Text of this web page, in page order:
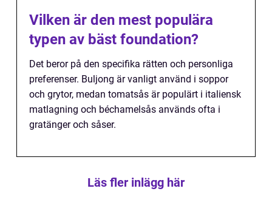
Vilken är den mest populära
typen av bäst foundation?
Det beror på den specifika rätten och personliga
preferenser. Buljong är vanligt använd i soppor
och grytor, medan tomatsås är populärt i italiensk
matlagning och béchamelsås används ofta i
gratänger och såser.
Läs fler inlägg här